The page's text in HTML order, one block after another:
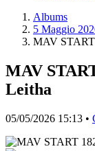
Albums
5 Maggio
MAV START
MAV
Leitha
05/05/2026 15:13 •